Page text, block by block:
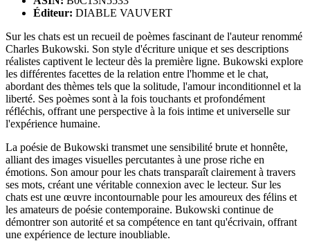
Éditeur: DIABLE VAUVERT
Sur les chats est un recueil de poèmes fascinant de l'auteur renommé
Charles Bukowski. Son style d'écriture unique et ses descriptions
réalistes captivent le lecteur dès la première ligne. Bukowski explore
les différentes facettes de la relation entre l'homme et le chat,
abordant des thèmes tels que la solitude, l'amour inconditionnel et la
liberté. Ses poèmes sont à la fois touchants et profondément
réfléchis, offrant une perspective à la fois intime et universelle sur
l'expérience humaine.
La poésie de Bukowski transmet une sensibilité brute et honnête,
alliant des images visuelles percutantes à une prose riche en
émotions. Son amour pour les chats transparaît clairement à travers
ses mots, créant une véritable connexion avec le lecteur. Sur les
chats est une œuvre incontournable pour les amoureux des félins et
les amateurs de poésie contemporaine. Bukowski continue de
démontrer son autorité et sa compétence en tant qu'écrivain, offrant
une expérience de lecture inoubliable.